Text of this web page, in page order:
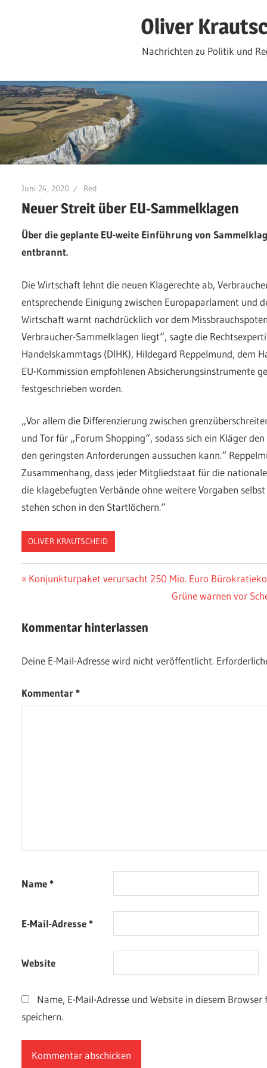
Oliver
Nachrichten zu Politik und
Juni 24, 2020 Red
Neuer Streit über EU-Sammelklagen
Über die geplante EU-weite Einführung von
entbrannt.
Die Wirtschaft lehnt die neuen Klagerechte ab,
entsprechende Einigung zwischen Europaparlament und
Wirtschaft warnt nachdrücklich vor dem
Verbraucher-Sammelklagen liegt“, sagte die
Handelskammtags (DIHK), Hildegard Reppelmund, dem
EU-Kommission empfohlenen Absicherungsinstrumente
festgeschrieben worden.
„Vor allem die Differenzierung zwischen
und Tor für „Forum Shopping“, sodass sich ein Kläger
den geringsten Anforderungen aussuchen kann.“
Zusammenhang, dass jeder Mitgliedstaat für die
die klagebefugten Verbände ohne weitere Vorgaben
stehen schon in den Startlöchern.“
OLIVER KRAUTSCHEID
Beitragsnavigation
Vorheriger
Konjunkturpaket verursacht 250 Mio. Euro
Nächster
Grüne warnen vor
Kommentar hinterlassen
Deine E-Mail-Adresse wird nicht veröffentlicht.
Kommentar*
Name*
E-Mail-Adresse*
Website
Name, E-Mail-Adresse und Website in diesem
speichern.